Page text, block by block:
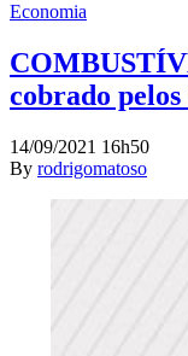
Economia
cobrado pelos
14/09/2021 16h50
By rodrigomatoso